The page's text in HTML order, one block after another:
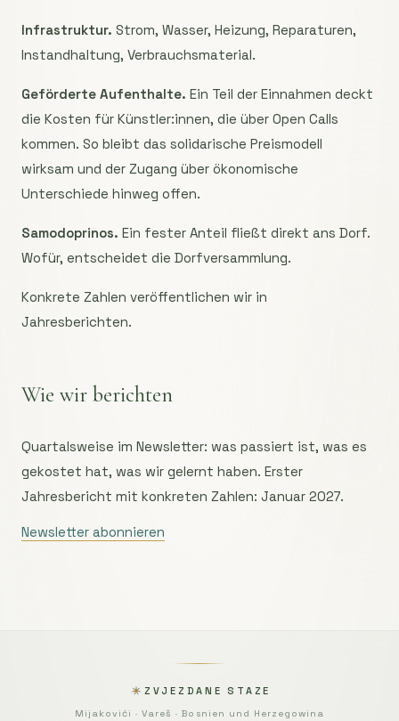
Infrastruktur. Strom, Wasser, Heizung, Reparaturen,
Instandhaltung, Verbrauchsmaterial.
Geförderte Aufenthalte. Ein Teil der Einnahmen deckt
die Kosten für Künstler:innen, die über Open Calls
kommen. So bleibt das solidarische Preismodell
wirksam und der Zugang über ökonomische
Unterschiede hinweg offen.
Samodoprinos. Ein fester Anteil fließt direkt ans Dorf.
Wofür, entscheidet die Dorfversammlung.
Konkrete Zahlen veröffentlichen wir in
Jahresberichten.
Wie wir berichten
Quartalsweise im Newsletter: was passiert ist, was es
gekostet hat, was wir gelernt haben. Erster
Jahresbericht mit konkreten Zahlen: Januar 2027.
Newsletter abonnieren
ZVJEZDANE STAZE
Mijakovići · Vareš · Bosnien und Herzegowina